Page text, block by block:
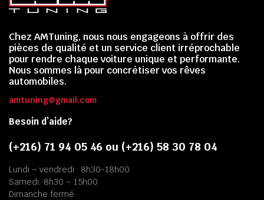
Chez AMTuning, nous nous engageons à offrir des
pièces de qualité et un service client irréprochable
pour rendre chaque voiture unique et performante.
Nous sommes là pour concrétiser vos rêves
automobiles.
amtuning@gmail.com
Besoin d’aide?
(+216) 71 94 05 46 ou (+216) 58 30 78 04
Lundi – vendredi : 8h30-18h00
Samedi: 8h30 – 15h00
Dimanche fermé